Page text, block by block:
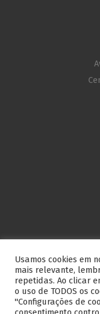
Usamos cookies em
mais relevante,
repetidas. Ao clicar
o uso de TODOS os
"Configurações de